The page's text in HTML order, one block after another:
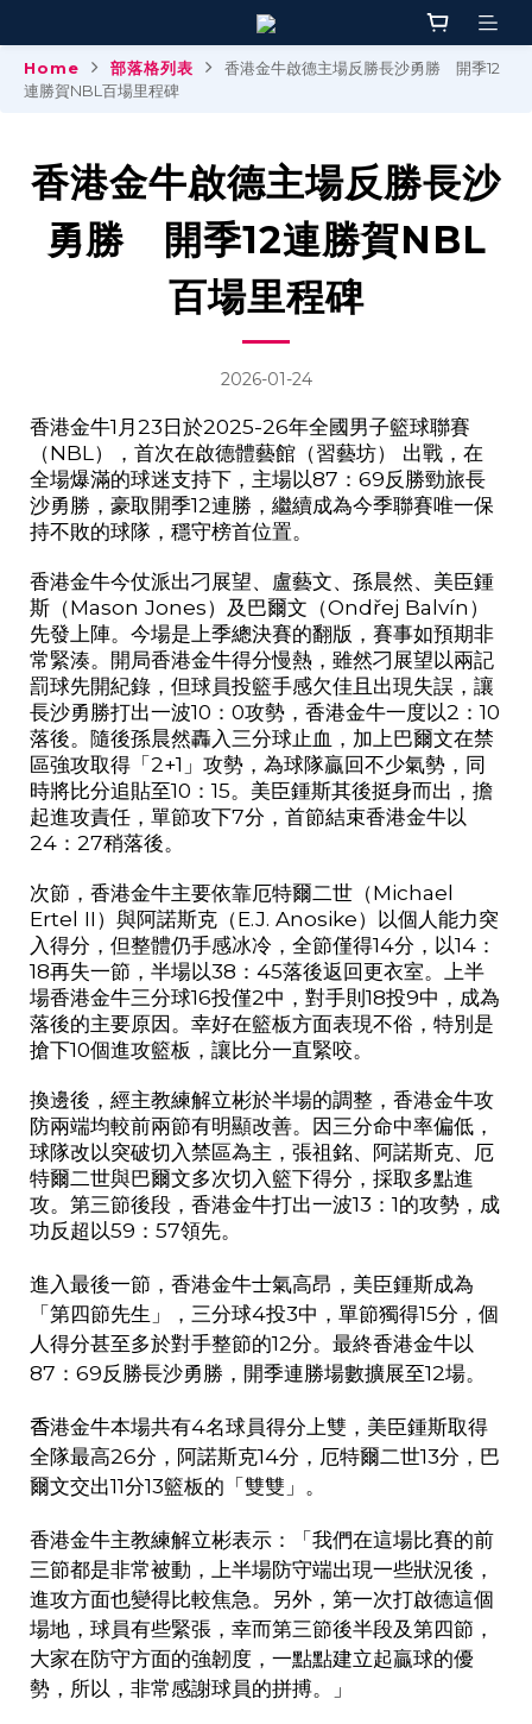
Home 部落格列表
香港金牛啟德主場反勝長沙勇勝 開季12
連勝賀NBL百場里程碑
香港金牛啟德主場反勝長沙
勇勝 開季12連勝賀NBL
百場里程碑
2026-01-24
香港金牛1月23日於2025-26年全國男子籃球聯賽
（NBL），首次在啟德體藝館（習藝坊） 出戰，在
全場爆滿的球迷支持下，主場以87 ： 69反勝勁旅長
沙勇勝，豪取開季12連勝，繼續成為今季聯賽唯一保
持不敗的球隊，穩守榜首位置。
香港金牛今仗派出刁展望、盧藝文、孫晨然、美臣鍾
斯（Mason Jones）及巴爾文（Ondřej Balvín）
先發上陣。今場是上季總決賽的翻版，賽事如預期非
常緊湊。開局香港金牛得分慢熱，雖然刁展望以兩記
罰球先開紀錄，但球員投籃手感欠佳且出現失誤，讓
長沙勇勝打出一波10 ： 0攻勢，香港金牛一度以2 ： 10
落後。隨後孫晨然轟入三分球止血，加上巴爾文在禁
區強攻取得「2+1 」攻勢，為球隊贏回不少氣勢，同
時將比分追貼至10 ： 15。美臣鍾斯其後挺身而出，擔
起進攻責任，單節攻下7分，首節結束香港金牛以
24 ： 27稍落後。
次節，香港金牛主要依靠厄特爾二世（Michael
Ertel II）與阿諾斯克（E.J. Anosike）以個人能力突
入得分，但整體仍手感冰冷，全節僅得14分，以14 ：
18再失一節，半場以38 ： 45落後返回更衣室。上半
場香港金牛三分球16投僅2中，對手則18投9中，成為
落後的主要原因。幸好在籃板方面表現不俗，特別是
搶下10個進攻籃板，讓比分一直緊咬。
換邊後，經主教練解立彬於半場的調整，香港金牛攻
防兩端均較前兩節有明顯改善。因三分命中率偏低，
球隊改以突破切入禁區為主，張祖銘、阿諾斯克、厄
特爾二世與巴爾文多次切入籃下得分，採取多點進
攻。第三節後段，香港金牛打出一波13 ： 1的攻勢，成
功反超以59 ： 57領先。
進入最後一節，香港金牛士氣高昂，美臣鍾斯成為
「第四節先生」，三分球4投3中，單節獨得15分，個
人得分甚至多於對手整節的12分。最終香港金牛以
87 ： 69反勝長沙勇勝，開季連勝場數擴展至12場。
香港金牛本場共有4名球員得分上雙，美臣鍾斯取得
全隊最高26分，阿諾斯克14分，厄特爾二世13分，巴
爾文交出11分13籃板的「雙雙」。
香港金牛主教練解立彬表示：「我們在這場比賽的前
三節都是非常被動，上半場防守端出現一些狀況後，
進攻方面也變得比較焦急。另外，第一次打啟德這個
場地，球員有些緊張，幸而第三節後半段及第四節，
大家在防守方面的強韌度，一點點建立起贏球的優
勢，所以，非常感謝球員的拼搏。」